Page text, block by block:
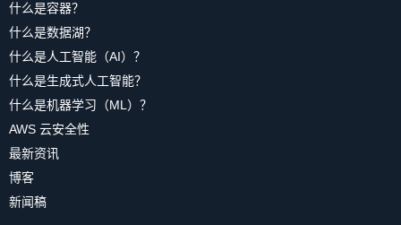
什么是容器？
什么是数据湖？
什么是人工智能（AI）？
什么是生成式人工智能？
什么是机器学习（ML）？
AWS 云安全性
最新资讯
博客
新闻稿